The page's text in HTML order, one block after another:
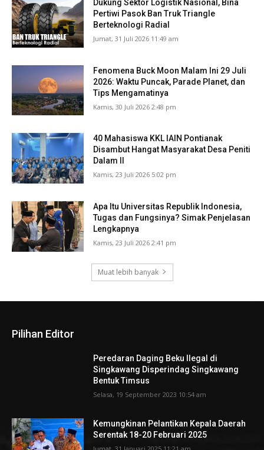
Dukung Sektor Logistik Nasional, Bina
Pertiwi Pasok Ban Truk Triangle
Berteknologi Radial
Jumat, 31 Juli 2026 11:49 am
Fenomena Buck Moon Malam Ini 29 Juli
2026: Waktu Puncak, Parade Planet, dan
Tips Mengamatinya
Kamis, 30 Juli 2026 2:48 pm
40 Mahasiswa KKL IAIN Pontianak
Disambut Hangat Masyarakat Desa Peniti
Dalam II
Kamis, 23 Juli 2026 5:02 pm
Apa Itu Universitas Republik Indonesia,
Tugas dan Fungsinya? Simak Penjelasan
Lengkapnya
Kamis, 23 Juli 2026 2:41 pm
Muat lebih banyak
Pilihan Editor
Peredaran Daging Beku Ilegal di
Singkawang Disperindag Singkawang
Bentuk Timsus
Selasa, 19 September 2023 10:54 am
Kemungkinan Pelantikan Kepala Daerah
Serentak 18-20 Februari 2025